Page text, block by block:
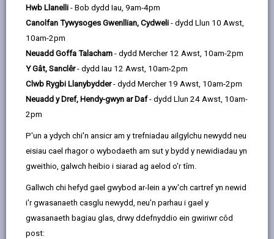
Hwb Llanelli - Bob dydd Iau, 9am-4pm
Canolfan Tywysoges Gwenllian, Cydweli - dydd Llun 10 Awst,
10am-2pm
Neuadd Goffa Talacharn - dydd Mercher 12 Awst, 10am-2pm
Y Gât, Sanclêr- dydd Iau 12 Awst, 10am-2pm
Clwb Rygbi Llanybydder- dydd Mercher 19 Awst, 10am-2pm
Neuadd y Dref, Hendy-gwyn ar Daf- dydd Llun 24 Awst, 10am-
2pm
P'un a ydych chi'n ansicr am y trefniadau ailgylchu newydd neu
eisiau cael rhagor o wybodaeth am sut y bydd y newidiadau yn
gweithio, galwch heibio i siarad ag aelod o'r tîm.
Gallwch chi hefyd gael gwybod ar-lein a yw'ch cartref yn newid
i'r gwasanaeth casglu newydd, neu'n parhau i gael y
gwasanaeth bagiau glas, drwy ddefnyddio ein gwiriwr côd
post:
opens
in
new
tab
opens
a
tab
in
new
wedi cofrestru i bleidleisio yn ardal Sir Gaerfyrddin.
Gellir gweld y gofrestr bresennol yn:
Archifdy Sir Gâr yn Llyfrgell Caerfyrddin
9 Heol San Pedr
Caerfyrddin
SA31 1LN
Penodiadau
Bydd mynediad i'r archifau drwy apwyntiad yn unig. I
drefnu apwyntiad, dylai cwsmeriaid anfon e-bost at:
archifau@sirgar.gov.ukneu ffonio: 01267 228232
Yn ogystal, bydd angen iddynt gofrestru i gael Cerdyn
Archifau cyn ymweld. Gweler: